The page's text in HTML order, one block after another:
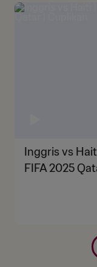
Inggris vs
FIFA 2025